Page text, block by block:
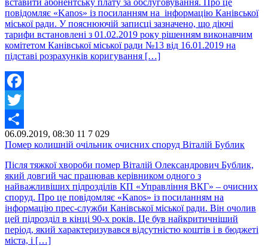
вставити абонентську плату за обслуговування. Про це
повідомляє «Kanos» із посиланням на інформацію Канівської
міської ради. У пояснюючій записці зазначено, що діючі
тарифи встановлені з 01.02.2019 року рішенням виконавчим
комітетом Канівської міської ради №13 від 16.01.2019 на
підставі розрахунків коригування […]
Facebook
Twitter
Share
06.09.2019, 08:30 11 7 029
Помер колишній очільник очисних споруд Віталій Бублик
Після тяжкої хвороби помер Віталій Олександрович Бублик,
який довгий час працював керівником одного з
найважливіших підрозділів КП «Управління ВКГ» – очисних
споруд. Про це повідомляє «Kanos» із посиланням на
інформацію прес-служби Канівської міської ради. Він очолив
цей підрозділ в кінці 90-х років. Це був найкритичніший
період, який характеризувався відсутністю коштів і в бюджеті
міста, і […]